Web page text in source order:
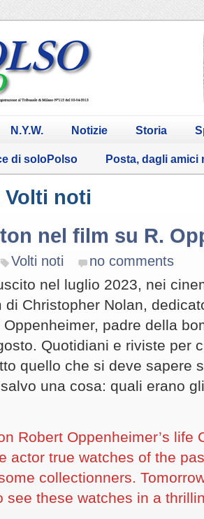
N.Y.W. Notizie Storia
di soloPolso Posta, dagli amici
Volti noti
nel film su R.
Volti noti no comments
nel luglio 2023, nei
di Christopher Nolan,
padre della
Quotidiani e riviste per
quello che si deve sapere
una cosa: quali erano
Robert Oppenheimer’s life
actor true watches of the
collectionners.
see these watches in a